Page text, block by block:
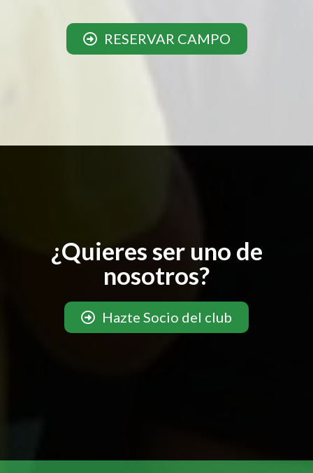
RESERVAR CAMPO
¿Quieres ser uno de
nosotros?
Hazte Socio del club